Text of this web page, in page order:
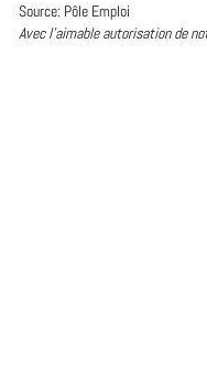
Source: Pôle Emploi
Avec l'aimable autorisation de